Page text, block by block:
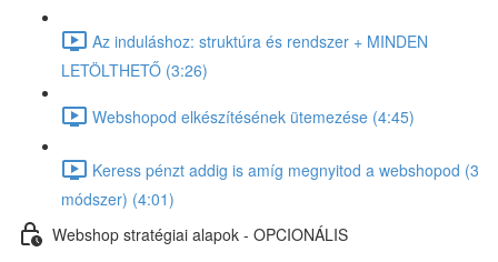
Az induláshoz: struktúra és rendszer + MINDEN
LETÖLTHETŐ (3:26)
Webshopod elkészítésének ütemezése (4:45)
Keress pénzt addig is amíg megnyitod a webshopod (3
módszer) (4:01)
Webshop stratégiai alapok - OPCIONÁLIS